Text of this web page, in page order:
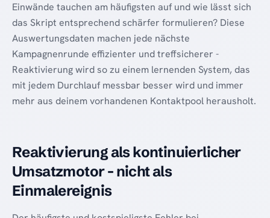
Einwände tauchen am häufigsten auf und wie lässt sich
das Skript entsprechend schärfer formulieren? Diese
Auswertungsdaten machen jede nächste
Kampagnenrunde effizienter und treffsicherer -
Reaktivierung wird so zu einem lernenden System, das
mit jedem Durchlauf messbar besser wird und immer
mehr aus deinem vorhandenen Kontaktpool herausholt.
Reaktivierung als kontinuierlicher
Umsatzmotor - nicht als
Einmalereignis